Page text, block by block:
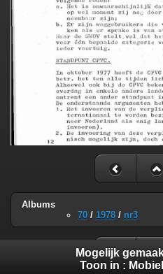
Albums
70 / 1978 / nr3
Mogelijk
Toon in : Mobiel